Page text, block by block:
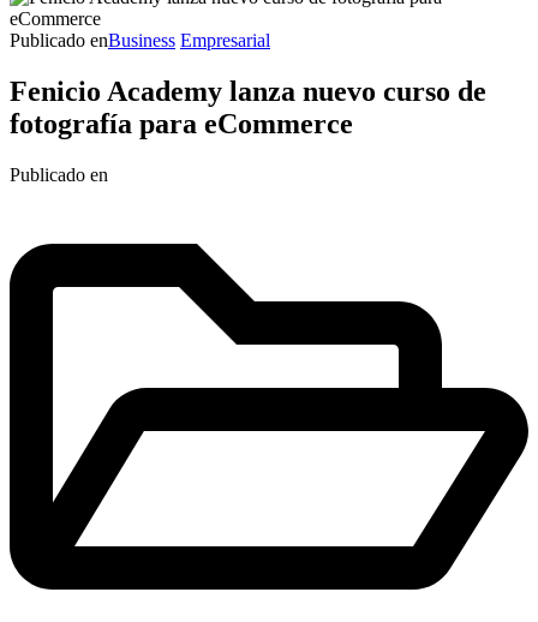
Publicado enBusiness Empresarial
Fenicio Academy lanza nuevo curso de
fotografía para eCommerce
Publicado en